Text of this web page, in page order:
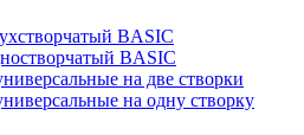
BASIC
BASIC
на две створки
на одну створку